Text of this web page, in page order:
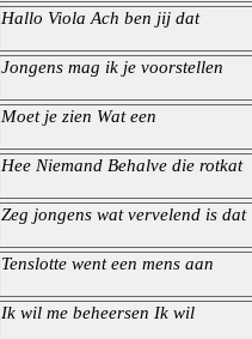
Hallo Viola Ach ben jij dat
Jongens mag ik je voorstellen
Moet je zien Wat een
Hee Niemand Behalve die rotkat
Zeg jongens wat vervelend is dat
Tenslotte went een mens aan
Ik wil me beheersen Ik wil